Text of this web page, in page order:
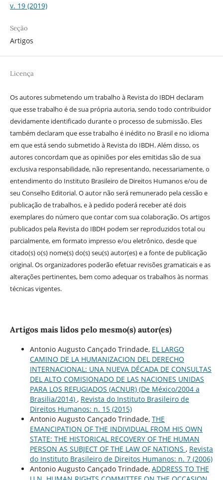
v. 19 (2019)
Seção
Artigos
Licença
Os autores submetendo um trabalho à Revista do IBDH declaram
que esse trabalho é de sua própria autoria, sendo todo contribuidor
devidamente identificado durante o processo de submissão. Eles
também declaram que esse trabalho é inédito no Brasil e no idioma
em que está sendo submetido à Revista do IBDH. Além disso, os
autores concordam que as opiniões por eles emitidas são de sua
exclusiva responsabilidade, não representando, necessariamente, o
entendimento do Instituto Brasileiro de Direitos Humanos e/ou de
seu Conselho Editorial. O autor não será remunerado pela cessão e
publicação de trabalhos, e à pedido poderá receber até dois
exemplares do número que contar com sua colaboração. Os artigos
publicados pela Revista do IBDH podem ser reproduzidos total ou
parcialmente, em formato impresso e/ou eletrônico, desde que
citado(s) o(s) nome(s) do(s) seu(s) autor(es) e a fonte de publicação
original. Os organizadores poderão efetuar revisões gramaticais e as
alterações pertinentes, bem como adequar os trabalhos às normas
técnicas vigentes.
Artigos mais lidos pelo mesmo(s) autor(es)
Antonio Augusto Cançado Trindade, EL LARGO
CAMINO DE LA HUMANIZACION DEL DERECHO
INTERNACIONAL: UNA NUEVA DÉCADA DE CONSULTAS
DEL ALTO COMISIONADO DE LAS NACIONES UNIDAS
PARA LOS REFUGIADOS (ACNUR) (De México/2004 a
Brasilia/2014) , Revista do Instituto Brasileiro de
Direitos Humanos: n. 15 (2015)
Antonio Augusto Cançado Trindade, THE
EMANCIPATION OF THE INDIVIDUAL FROM HIS OWN
STATE: THE HISTORICAL RECOVERY OF THE HUMAN
PERSON AS SUBJECT OF THE LAW OF NATIONS , Revista
do Instituto Brasileiro de Direitos Humanos: n. 7 (2006)
Antonio Augusto Cançado Trindade, ADDRESS TO THE